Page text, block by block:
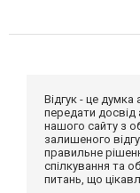
Відгук - це
передати
нашого сайту з
залишеного
правильне
спілкування та
питань, що